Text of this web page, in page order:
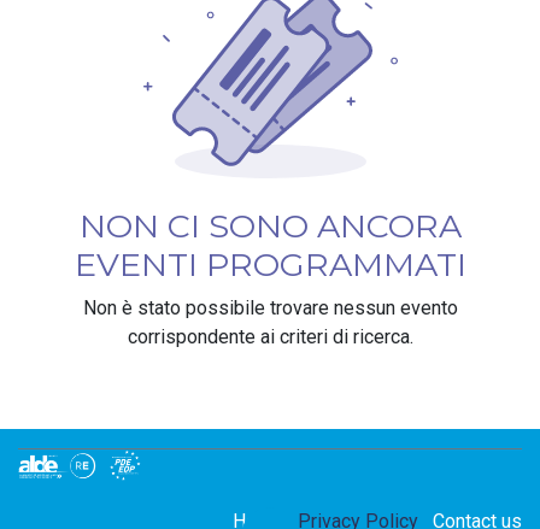
NON CI SONO ANCORA
EVENTI PROGRAMMATI
Non è stato possibile trovare nessun evento
corrispondente ai criteri di ricerca.
Home Privacy Policy Contact us